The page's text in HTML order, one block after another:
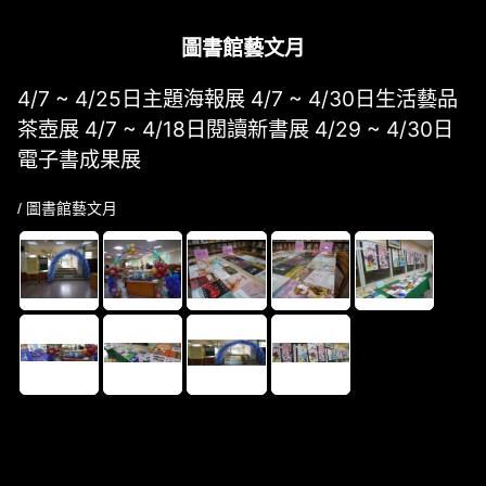
圖書館藝文月
4/7 ~ 4/25日主題海報展 4/7 ~ 4/30日生活藝品
茶壺展 4/7 ~ 4/18日閱讀新書展 4/29 ~ 4/30日
電子書成果展
/ 圖書館藝文月